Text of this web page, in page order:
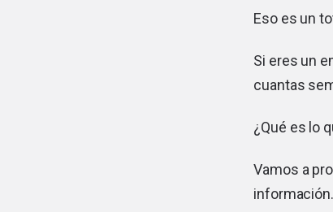
Eso es un
Si eres un
cuantas
¿Qué es lo
Vamos a
información.